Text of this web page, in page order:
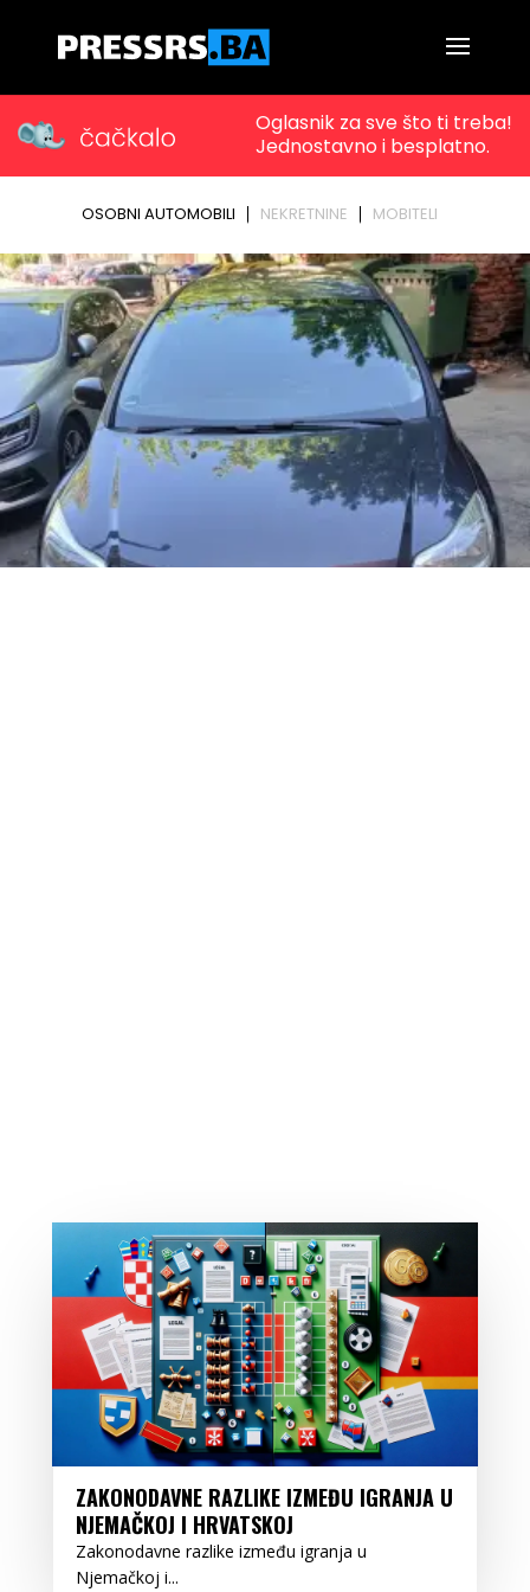
ZAKONODAVNE RAZLIKE IZMEĐU IGRANJA U
NJEMAČKOJ I HRVATSKOJ
Zakonodavne razlike između igranja u
Njemačkoj i...